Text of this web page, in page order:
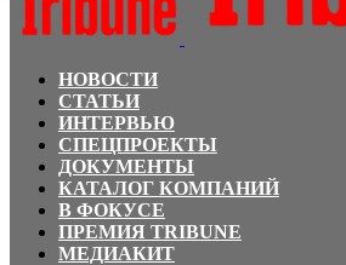
НОВОСТИ
СТАТЬИ
ИНТЕРВЬЮ
СПЕЦПРОЕКТЫ
ДОКУМЕНТЫ
КАТАЛОГ КОМПАНИЙ
В ФОКУСЕ
ПРЕМИЯ TRIBUNE
МЕДИАКИТ